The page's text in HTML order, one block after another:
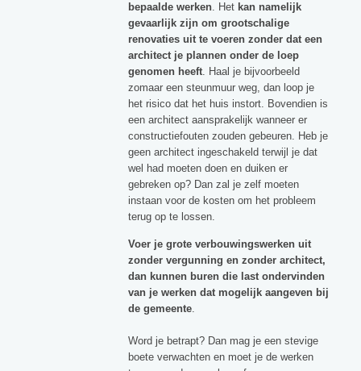
bepaalde werken. Het kan namelijk
gevaarlijk zijn om grootschalige
renovaties uit te voeren zonder dat een
architect je plannen onder de loep
genomen heeft. Haal je bijvoorbeeld
zomaar een steunmuur weg, dan loop je
het risico dat het huis instort. Bovendien is
een architect aansprakelijk wanneer er
constructiefouten zouden gebeuren. Heb je
geen architect ingeschakeld terwijl je dat
wel had moeten doen en duiken er
gebreken op? Dan zal je zelf moeten
instaan voor de kosten om het probleem
terug op te lossen.
Voer je grote verbouwingswerken uit
zonder vergunning en zonder architect,
dan kunnen buren die last ondervinden
van je werken dat mogelijk aangeven bij
de gemeente.
Word je betrapt? Dan mag je een stevige
boete verwachten en moet je de werken